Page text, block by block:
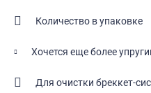
Количество в упаковке
Хочется еще более
Для очистки бреккет-